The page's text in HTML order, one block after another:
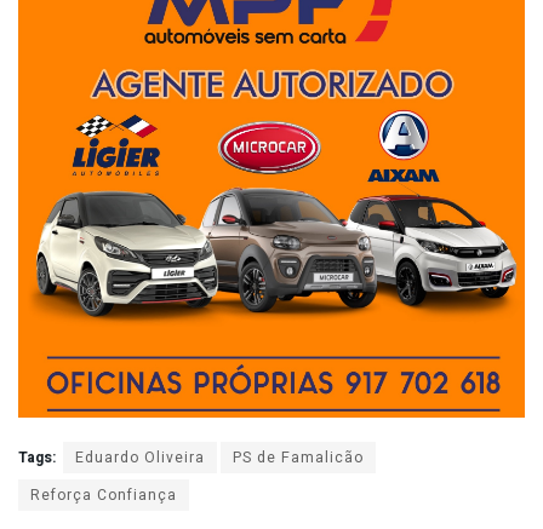
Tags: Eduardo Oliveira
PS de Famalicão
Reforça Confiança